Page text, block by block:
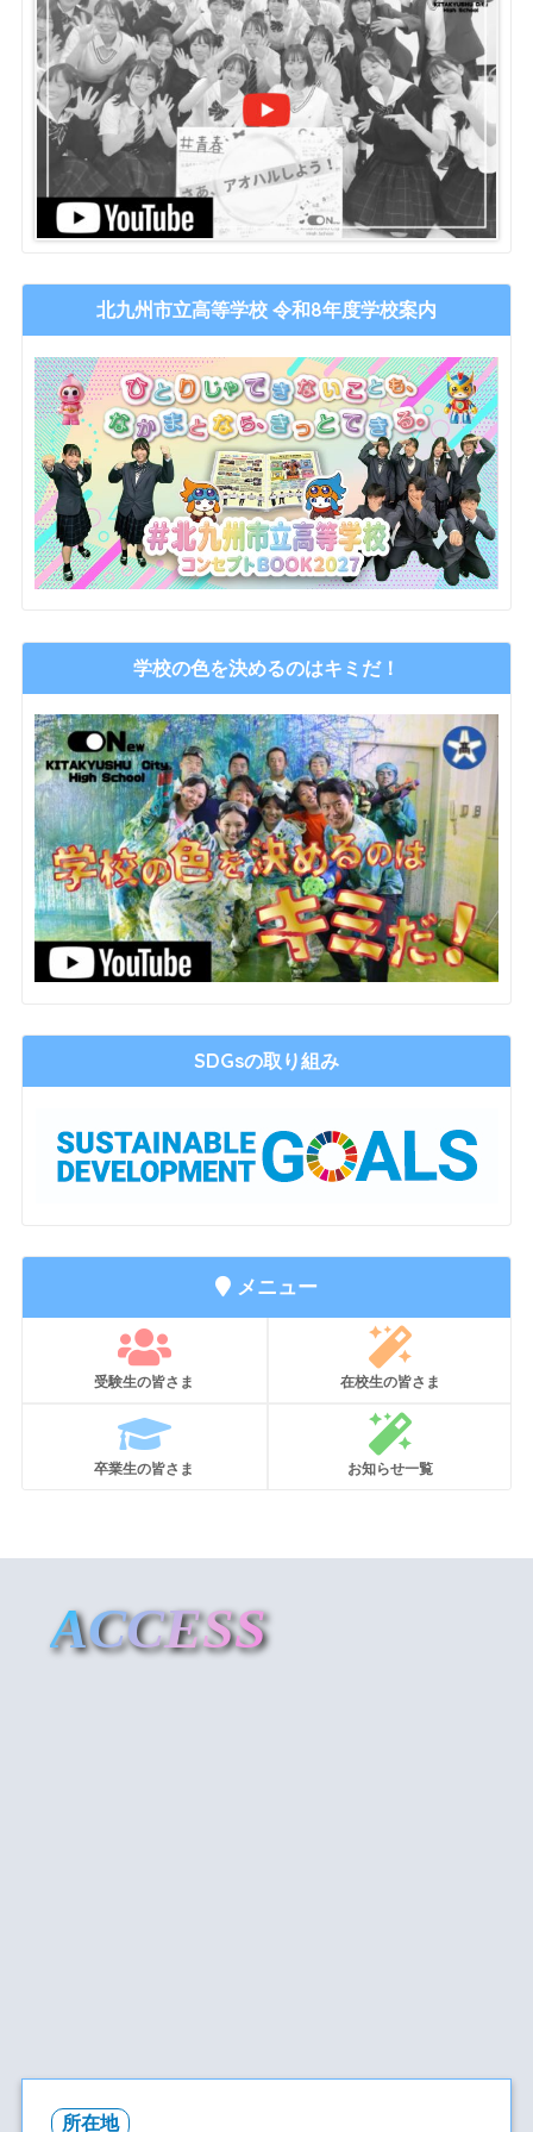
北九州市立高等学校 令和8年度学校案内
学校の色を決めるのはキミだ！
SDGsの取り組み
メニュー
受験生の皆さま 在校生の皆さま
卒業生の皆さま お知らせ一覧
ACCESS
所在地